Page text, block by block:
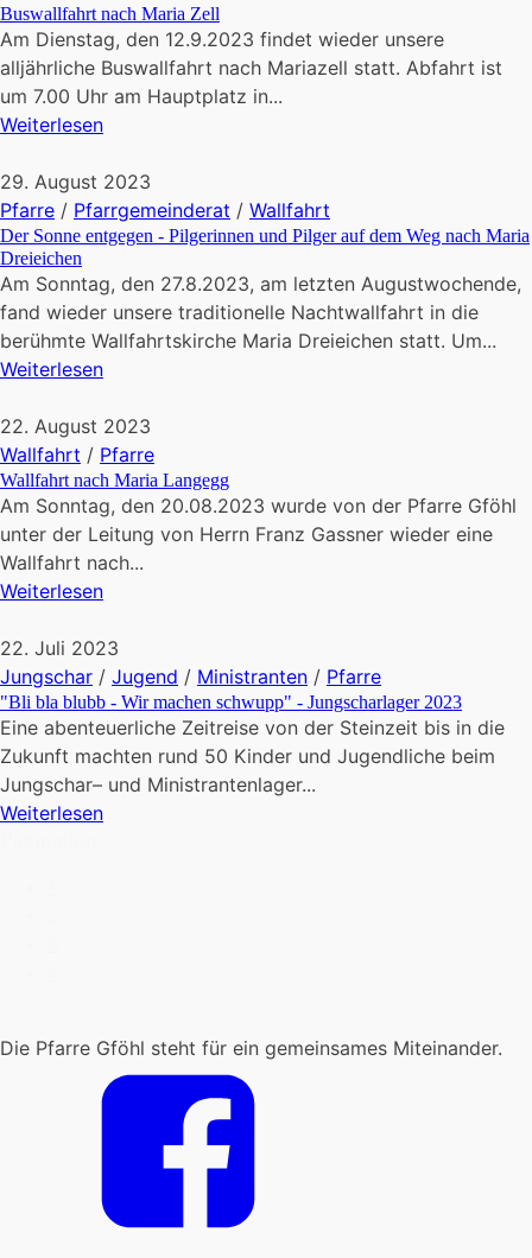
Buswallfahrt nach Maria Zell
Am Dienstag, den 12.9.2023 findet wieder unsere
alljährliche Buswallfahrt nach Mariazell statt. Abfahrt ist
um 7.00 Uhr am Hauptplatz in...
Weiterlesen
29. August 2023
Pfarre / Pfarrgemeinderat / Wallfahrt
Der Sonne entgegen - Pilgerinnen und Pilger auf dem Weg nach Maria
Dreieichen
Am Sonntag, den 27.8.2023, am letzten Augustwochende,
fand wieder unsere traditionelle Nachtwallfahrt in die
berühmte Wallfahrtskirche Maria Dreieichen statt. Um...
Weiterlesen
22. August 2023
Wallfahrt / Pfarre
Wallfahrt nach Maria Langegg
Am Sonntag, den 20.08.2023 wurde von der Pfarre Gföhl
unter der Leitung von Herrn Franz Gassner wieder eine
Wallfahrt nach...
Weiterlesen
22. Juli 2023
Jungschar / Jugend / Ministranten / Pfarre
"Bli bla blubb - Wir machen schwupp" - Jungscharlager 2023
Eine abenteuerliche Zeitreise von der Steinzeit bis in die
Zukunft machten rund 50 Kinder und Jugendliche beim
Jungschar– und Ministrantenlager...
Weiterlesen
Die Pfarre Gföhl steht für ein gemeinsames Miteinander.